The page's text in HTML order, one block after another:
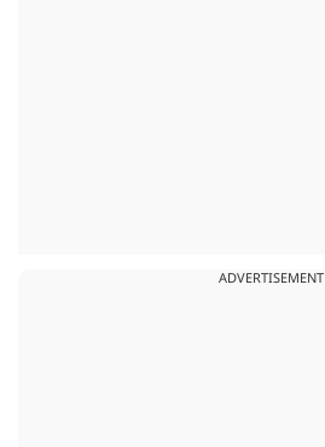
ADVERTISEMENT